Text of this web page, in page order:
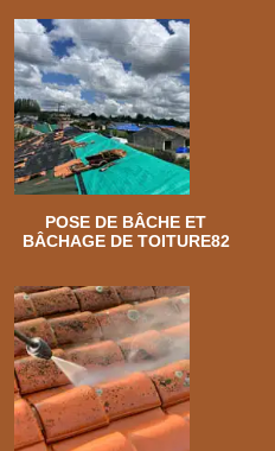
POSE DE BÂCHE ET
BÂCHAGE DE TOITURE82